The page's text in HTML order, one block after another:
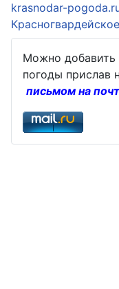
krasnodar-
Красногвардейское
Можно добавить
погоды прислав
письмом на